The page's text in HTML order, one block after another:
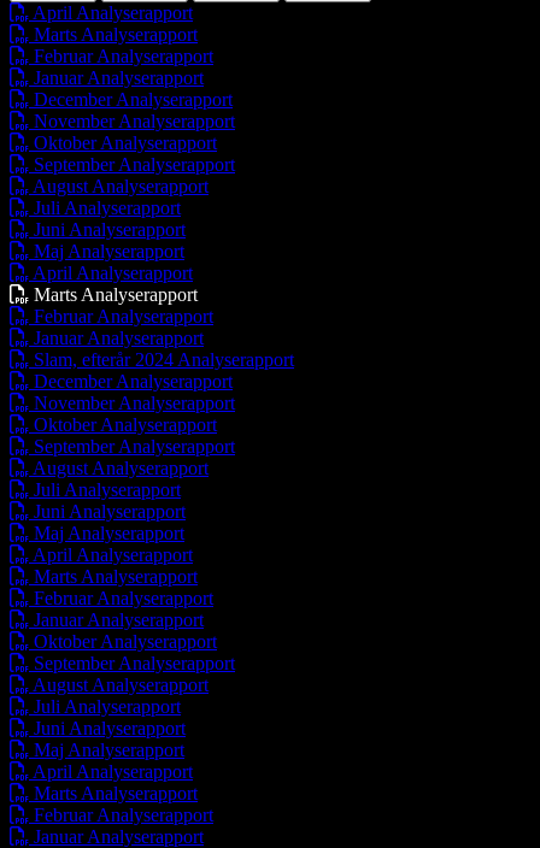
April Analyserapport
Marts Analyserapport
Februar Analyserapport
Januar Analyserapport
December Analyserapport
November Analyserapport
Oktober Analyserapport
September Analyserapport
August Analyserapport
Juli Analyserapport
Juni Analyserapport
Maj Analyserapport
April Analyserapport
Marts Analyserapport
Februar Analyserapport
Januar Analyserapport
Slam, efterår 2024 Analyserapport
December Analyserapport
November Analyserapport
Oktober Analyserapport
September Analyserapport
August Analyserapport
Juli Analyserapport
Juni Analyserapport
Maj Analyserapport
April Analyserapport
Marts Analyserapport
Februar Analyserapport
Januar Analyserapport
Oktober Analyserapport
September Analyserapport
August Analyserapport
Juli Analyserapport
Juni Analyserapport
Maj Analyserapport
April Analyserapport
Marts Analyserapport
Februar Analyserapport
Januar Analyserapport